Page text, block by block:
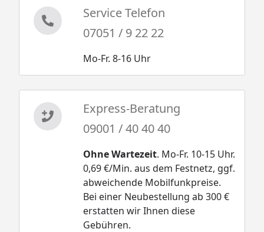
Service Telefon
07051 / 9 22 22
Mo-Fr. 8-16 Uhr
Express-Beratung
09001 / 40 40 40
Ohne Wartezeit. Mo-Fr. 10-15 Uhr.
0,69 €/Min. aus dem Festnetz, ggf.
abweichende Mobilfunkpreise.
Bei einer Neubestellung ab 300 €
erstatten wir Ihnen diese
Gebühren.